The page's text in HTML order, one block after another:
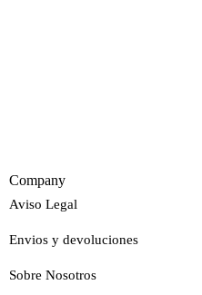
Company
Aviso Legal
Envios y devoluciones
Sobre Nosotros